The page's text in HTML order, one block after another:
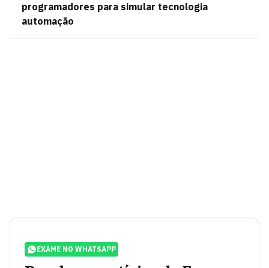
programadores para simular tecnologia
automação
EXAME NO WHATSAPP